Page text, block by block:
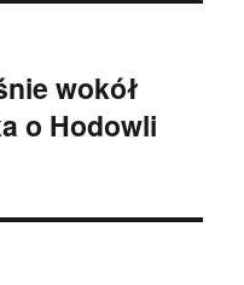
wokół
o Hodowli